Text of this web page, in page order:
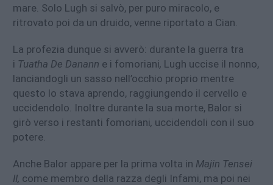
mare. Solo Lugh si salvò, per puro miracolo, e
ritrovato poi da un druido, venne riportato a Cian.
La profezia dunque si avverò: durante la guerra tra
i Tuatha De Danann e i fomoriani, Lugh uccise il nonno,
lanciandogli un sasso nell’occhio proprio mentre
questo lo stava aprendo, raggiungendo il cervello e
uccidendolo. Inoltre durante la sua morte, Balor si
girò verso i restanti fomoriani, uccidendoli con il suo
potere.
Anche Balor appare per la prima volta in Majin Tensei
II, come membro della razza degli Infami, ma poi nei